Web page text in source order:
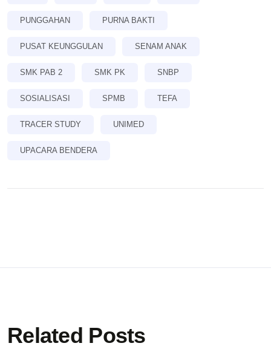
PUNGGAHAN PURNA BAKTI
PUSAT KEUNGGULAN SENAM ANAK
SMK PAB 2 SMK PK SNBP
SOSIALISASI SPMB TEFA
TRACER STUDY UNIMED
UPACARA BENDERA
Related Posts